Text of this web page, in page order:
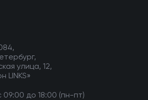
улица, 12,
LINKS»
09:00 до 18:00 (пн-пт)